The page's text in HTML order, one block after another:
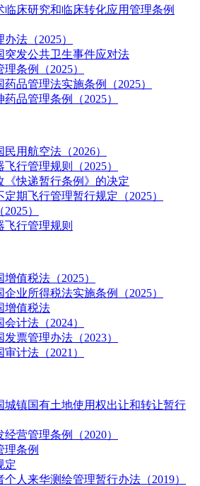
临床研究和临床转化应用管理条例
法（2025）
突发公共卫生事件应对法
条例（2025）
品管理法实施条例（2025）
品管理条例（2025）
用航空法（2026）
行管理规则（2025）
《快递暂行条例》的决定
期飞行管理暂行规定（2025）
）
飞行管理规则
值税法（2025）
业所得税法实施条例（2025）
增值税法
计法（2024）
票管理办法（2023）
计法（2021）
城镇国有土地使用权出让和转让暂行
营管理条例（2020）
理条例
定
人来华测绘管理暂行办法（2019）